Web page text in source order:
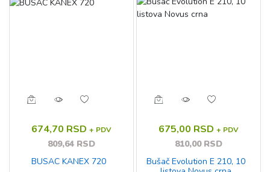
674,70 RSD + PDV
809,64 RSD
BUSAC KANEX 720
675,00 RSD + PDV
810,00 RSD
Bušač Evolution E 210, 10